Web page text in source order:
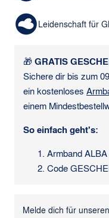
Leidenschaft für
🎁 GRATIS
Sichere dir bis zum
ein kostenloses
einem
So einfach geht's:
Armband
Code
Melde dich für unseren